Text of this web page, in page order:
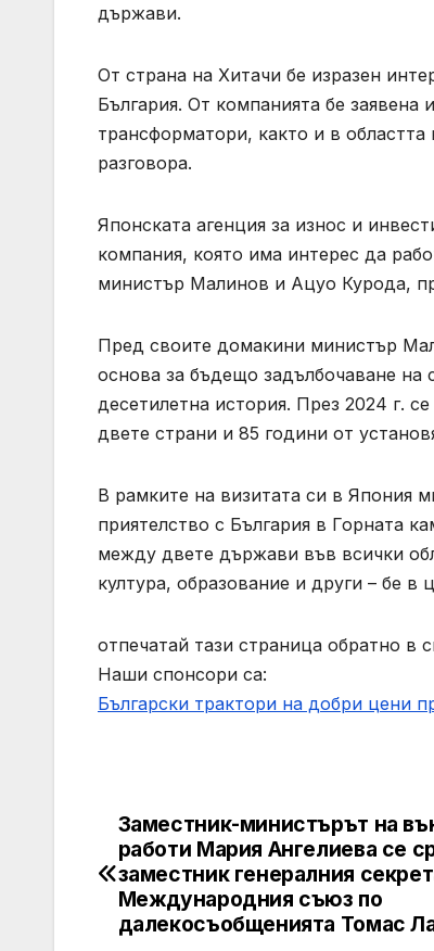
държави.
От страна на Хитачи бе изразен
България. От компанията бе
трансформатори, както и в
разговора.
Японската агенция за износ и
компания, която има интерес да
министър Малинов и Ацуо Курода,
Пред своите домакини министър
основа за бъдещо задълбочаване
десетилетна история. През 2024 г.
двете страни и 85 години от
В рамките на визитата си в Япония
приятелство с България в Горната
между двете държави във всички
култура, образование и други – бе в
отпечатай тази страница обратно в
Наши спонсори са:
Български трактори на добри цени
Post
navigation
Заместник-министърът на
работи Мария Ангелиева се
заместник генералния
Международния съюз по
далекосъобщенията Томас